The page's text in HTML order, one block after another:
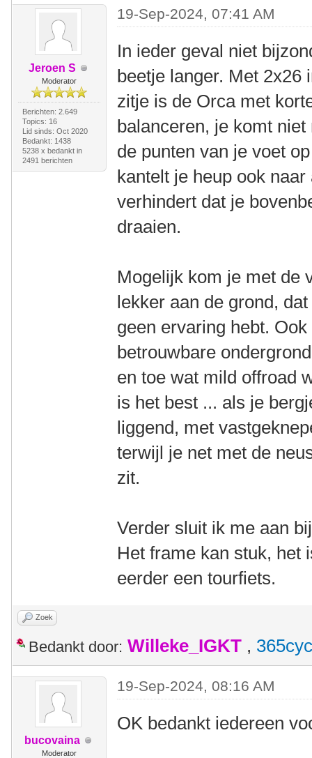
Jeroen S
Moderator
Berichten: 2.649
Topics: 16
Lid sinds: Oct 2020
Bedankt: 1438
5238 x bedankt in
2491 berichten
19-Sep-2024, 07:41 AM
In ieder geval niet
beetje langer. Met 2x26
zitje is de Orca met
balanceren, je komt
de punten van je voet
kantelt je heup ook
verhindert dat je
draaien.
Mogelijk kom je met de
lekker aan de grond,
geen ervaring hebt.
betrouwbare
en toe wat mild offroad
is het best ... als je
liggend, met
terwijl je net met de
zit.
Verder sluit ik me aan
Het frame kan stuk, het
eerder een tourfiets.
Zoek
Bedankt door: Willeke_IGKT ,
bucovaina
Moderator
19-Sep-2024, 08:16 AM
OK bedankt iedereen